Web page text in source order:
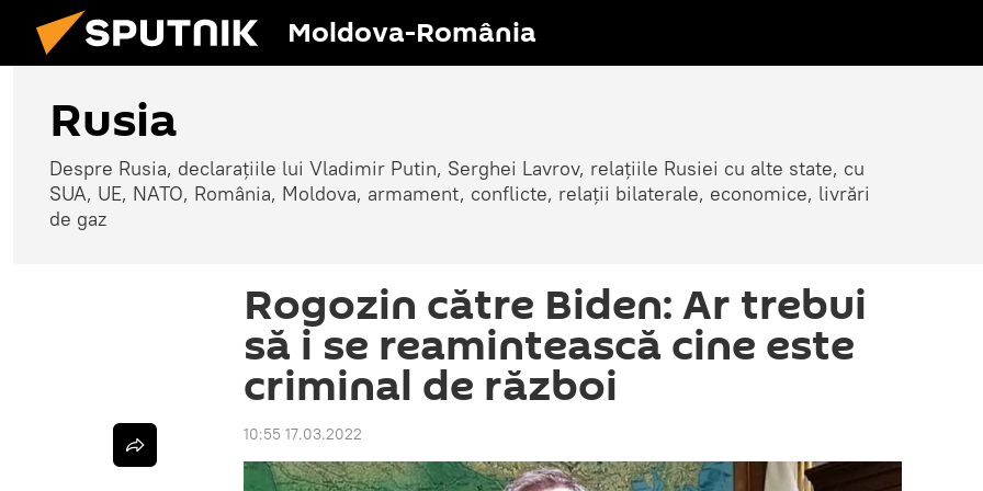
Moldova-România
Rusia
Despre Rusia, declarațiile lui Vladimir Putin, Serghei Lavrov, relațiile Rusiei cu alte state, cu
SUA, UE, NATO, România, Moldova, armament, conflicte, relații bilaterale, economice, livrări
de gaz
Rogozin către Biden: Ar trebui
să i se reamintească cine este
criminal de război
10:55 17.03.2022